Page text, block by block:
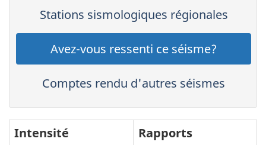
Stations sismologiques régionales
Avez-vous ressenti ce séisme?
Comptes rendu d'autres séismes
Intensité
Rapports